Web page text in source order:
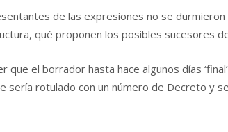
de las expresiones no se
qué proponen los posibles sucesores
que el borrador hasta hace algunos días
sería rotulado con un número de Decreto y